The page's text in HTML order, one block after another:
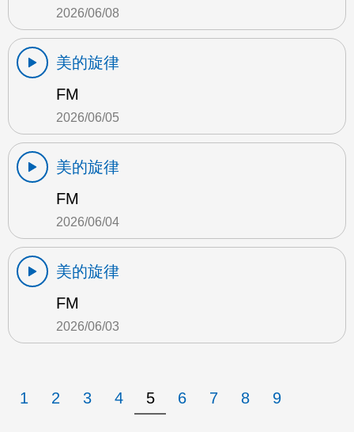
2026/06/08
美的旋律
FM
2026/06/05
美的旋律
FM
2026/06/04
美的旋律
FM
2026/06/03
1 2 3 4 5 6 7 8 9